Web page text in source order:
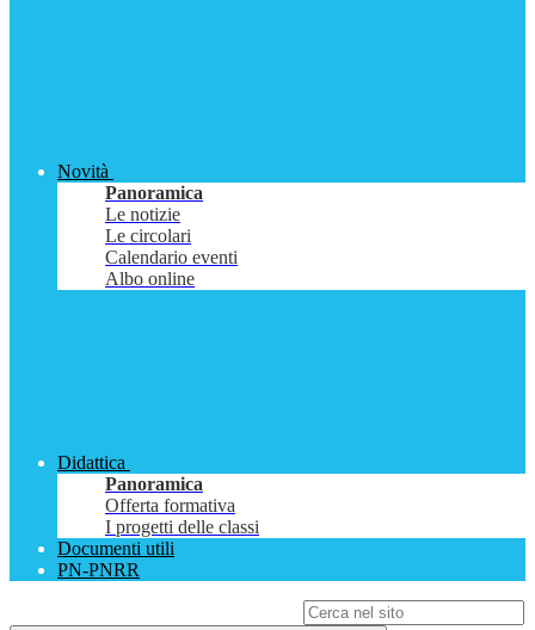
Novità
Panoramica
Le notizie
Le circolari
Calendario eventi
Albo online
Didattica
Panoramica
Offerta formativa
I progetti delle classi
Documenti utili
PN-PNRR